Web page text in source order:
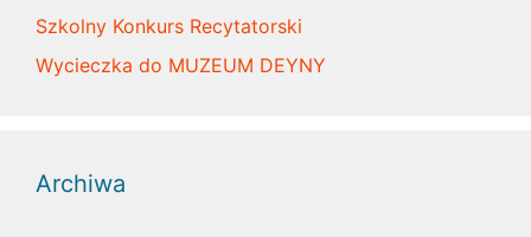
Szkolny Konkurs Recytatorski
Wycieczka do MUZEUM DEYNY
Archiwa